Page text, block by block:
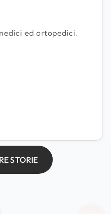
ed ortopedici.
STORIE